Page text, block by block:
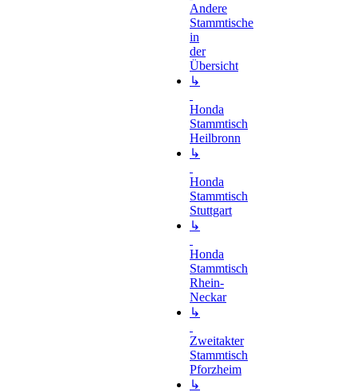
Andere
Stammtische
in
der
Übersicht
↳
Honda
Stammtisch
Heilbronn
↳
Honda
Stammtisch
Stuttgart
↳
Honda
Stammtisch
Rhein-
Neckar
↳
Zweitakter
Stammtisch
Pforzheim
↳